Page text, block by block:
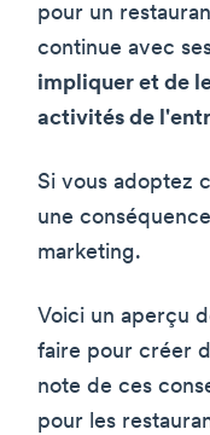
pour un
continue avec
impliquer et de
activités de
Si vous adoptez
une
marketing.
Voici un aperçu
faire pour créer
note de ces
pour les